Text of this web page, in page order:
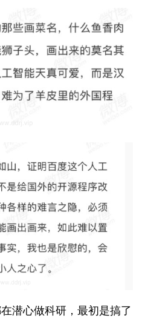
潜心做科研，最初是搞了